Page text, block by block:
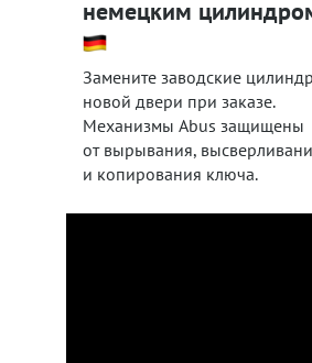
немецким
Замените заводские
новой двери при заказе.
Механизмы Abus защищены
от вырывания,
и копирования ключа.